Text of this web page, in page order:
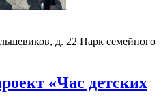
д. 22 Парк семейного
«Час детских